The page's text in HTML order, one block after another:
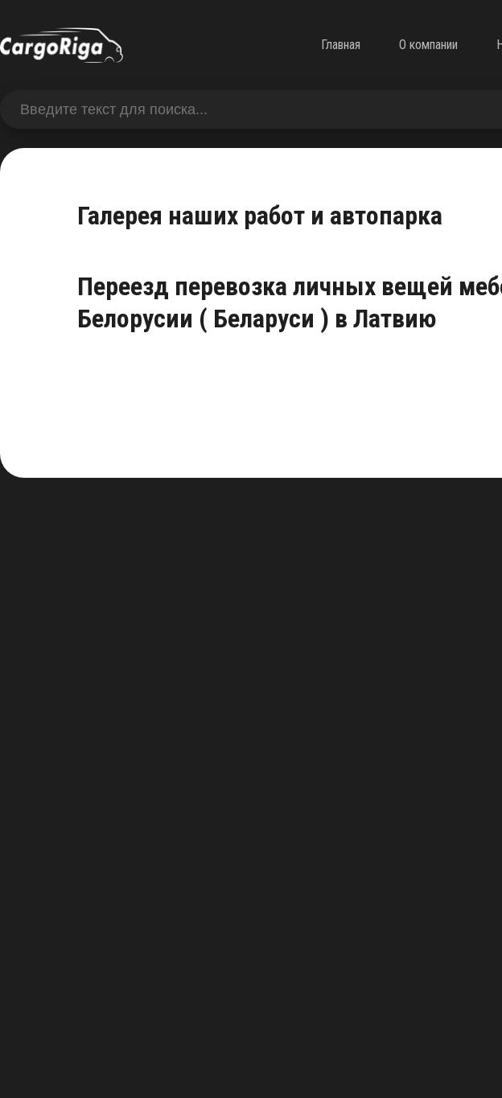
Главная О компании
Галерея наших работ и автопарка
Переезд перевозка личных вещей
Белорусии ( Беларуси ) в Латвию